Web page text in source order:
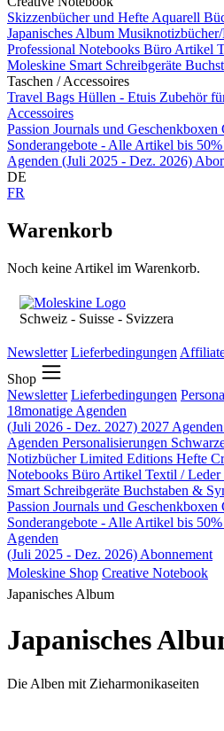
Skizzenbücher und Hefte Aquarell
Japanisches Album
Professional Notebooks Büro Artikel
Moleskine Smart Schreibgeräte
Taschen / Accessoires
Travel Bags Hüllen - Etuis Zubehör
Accessoires
Passion Journals und Geschenkboxen
Sonderangebote - Alle Artikel bis
Agenden (Juli 2025 - Dez. 2026)
DE
FR
Warenkorb
Noch keine Artikel im Warenkorb.
Schweiz - Suisse - Svizzera
Newsletter Lieferbedingungen
Shop
Newsletter Lieferbedingungen
18monatige Agenden
(Juli 2026 - Dez. 2027) 2027 Agenden
Agenden Personalisierungen
NotizbücherLimited Editions Hefte
Notebooks Büro Artikel Textil /
Smart Schreibgeräte Buchstaben &
Passion Journals und Geschenkboxen
Sonderangebote - Alle Artikel bis
Agenden
(Juli 2025 - Dez. 2026) Abonnement
Moleskine Shop Creative Notebook
Japanisches Album
Japanisches
Die Alben mit Zieharmonikaseiten